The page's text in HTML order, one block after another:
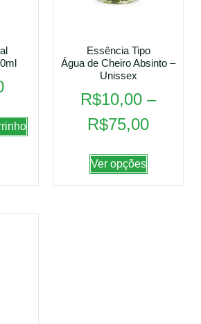
Essência Tipo
Água de Cheiro Absinto –
Unissex
R$10,00 –
R$75,00
Ver opções